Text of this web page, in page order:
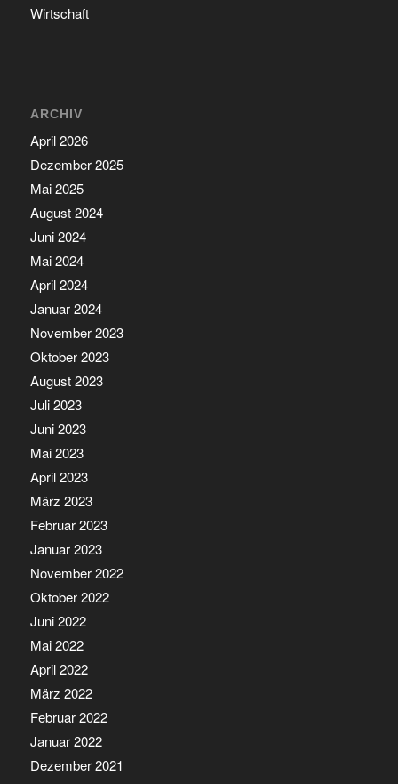
Wirtschaft
ARCHIV
April 2026
Dezember 2025
Mai 2025
August 2024
Juni 2024
Mai 2024
April 2024
Januar 2024
November 2023
Oktober 2023
August 2023
Juli 2023
Juni 2023
Mai 2023
April 2023
März 2023
Februar 2023
Januar 2023
November 2022
Oktober 2022
Juni 2022
Mai 2022
April 2022
März 2022
Februar 2022
Januar 2022
Dezember 2021